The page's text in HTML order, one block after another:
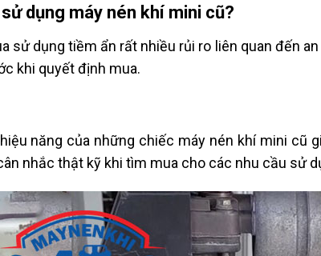
dụng máy nén khí mini cũ?
sử dụng tiềm ẩn rất nhiều rủi ro liên quan đến
khi quyết định mua.
năng của những chiếc máy nén khí mini cũ
nhắc thật kỹ khi tìm mua cho các nhu cầu sử